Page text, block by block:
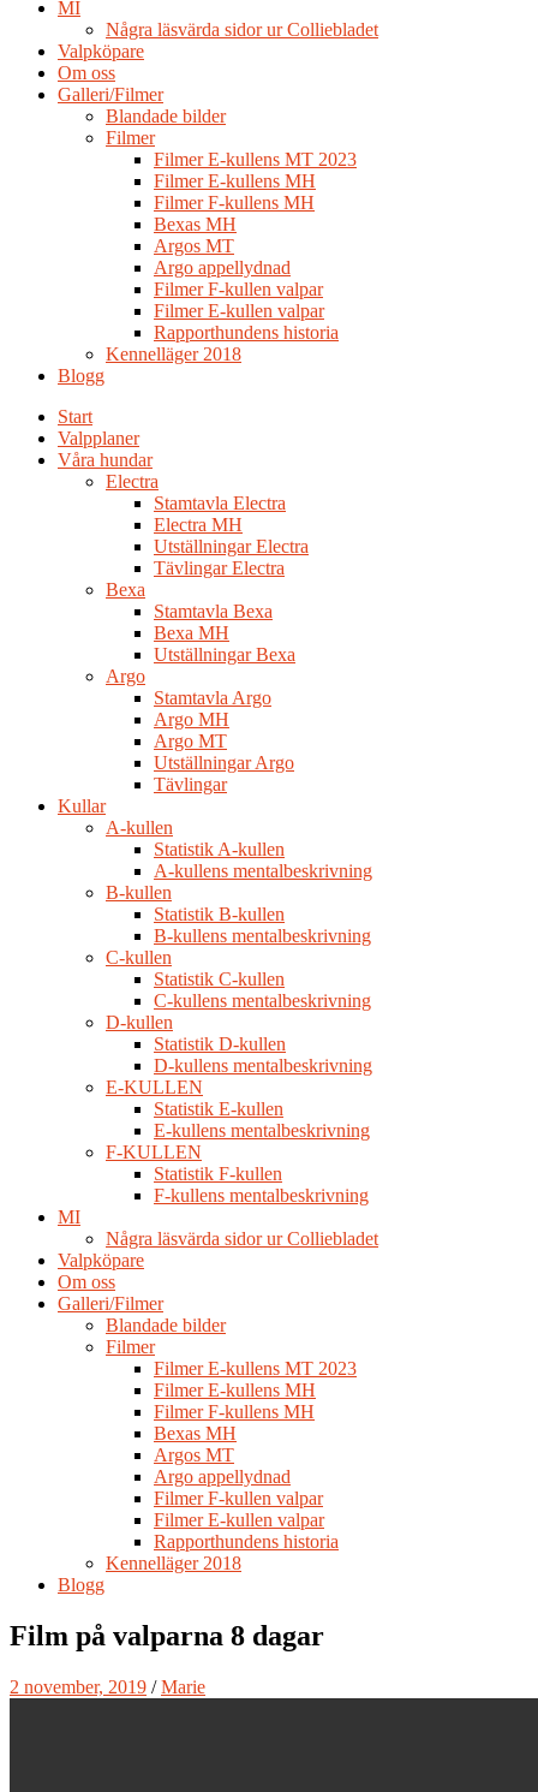
MI
Några läsvärda sidor ur Colliebladet
Valpköpare
Om oss
Galleri/Filmer
Blandade bilder
Filmer
Filmer E-kullens MT 2023
Filmer E-kullens MH
Filmer F-kullens MH
Bexas MH
Argos MT
Argo appellydnad
Filmer F-kullen valpar
Filmer E-kullen valpar
Rapporthundens historia
Kennelläger 2018
Blogg
Start
Valpplaner
Våra hundar
Electra
Stamtavla Electra
Electra MH
Utställningar Electra
Tävlingar Electra
Bexa
Stamtavla Bexa
Bexa MH
Utställningar Bexa
Argo
Stamtavla Argo
Argo MH
Argo MT
Utställningar Argo
Tävlingar
Kullar
A-kullen
Statistik A-kullen
A-kullens mentalbeskrivning
B-kullen
Statistik B-kullen
B-kullens mentalbeskrivning
C-kullen
Statistik C-kullen
C-kullens mentalbeskrivning
D-kullen
Statistik D-kullen
D-kullens mentalbeskrivning
E-KULLEN
Statistik E-kullen
E-kullens mentalbeskrivning
F-KULLEN
Statistik F-kullen
F-kullens mentalbeskrivning
MI
Några läsvärda sidor ur Colliebladet
Valpköpare
Om oss
Galleri/Filmer
Blandade bilder
Filmer
Filmer E-kullens MT 2023
Filmer E-kullens MH
Filmer F-kullens MH
Bexas MH
Argos MT
Argo appellydnad
Filmer F-kullen valpar
Filmer E-kullen valpar
Rapporthundens historia
Kennelläger 2018
Blogg
Film på valparna 8 dagar
2 november, 2019 /Marie